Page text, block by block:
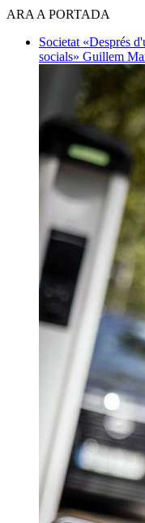
ARA A PORTADA
Societat «Després
socials» Guillem